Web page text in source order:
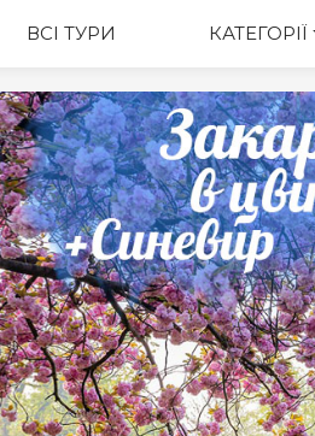
ВСІ ТУРИ КАТЕГОРІЇ